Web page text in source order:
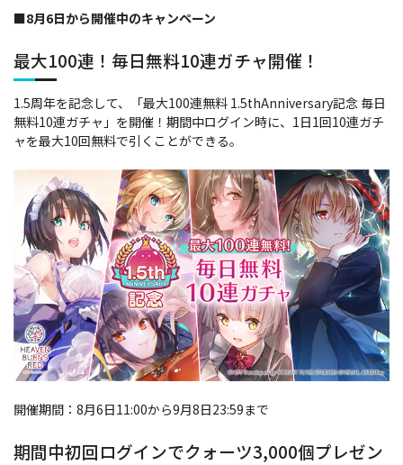
■8月6日から開催中のキャンペーン
最大100連！毎日無料10連ガチャ開催！
1.5周年を記念して、「最大100連無料 1.5thAnniversary記念 毎日
無料10連ガチャ」を開催！期間中ログイン時に、1日1回10連ガチ
ャを最大10回無料で引くことができる。
開催期間：8月6日11:00から9月8日23:59まで
期間中初回ログインでクォーツ3,000個プレゼン